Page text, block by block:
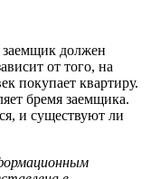
должен
от того, на
покупает квартиру.
бремя заемщика.
и существуют ли